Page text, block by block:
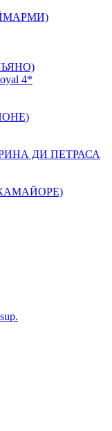
4*
ДИ ПЕТРАСА